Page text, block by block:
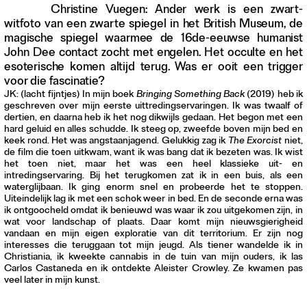
Christine Vuegen: Ander werk is een zwart-
witfoto van een zwarte spiegel in het British Museum, de
magische spiegel waarmee de 16de-eeuwse humanist
John Dee contact zocht met engelen. Het occulte en het
esoterische komen altijd terug. Was er ooit een trigger
voor die fascinatie?
JK: (lacht fijntjes) In mijn boekBringing Something Back(2019) heb ik
geschreven over mijn eerste uittredingservaringen. Ik was twaalf of
dertien, en daarna heb ik het nog dikwijls gedaan. Het begon met een
hard geluid en alles schudde. Ik steeg op, zweefde boven mijn bed en
keek rond. Het was angstaanjagend. Gelukkig zag ikThe Exorcistniet,
de film die toen uitkwam, want ik was bang dat ik bezeten was. Ik wist
het toen niet, maar het was een heel klassieke uit- en
intredingservaring. Bij het terugkomen zat ik in een buis, als een
waterglijbaan. Ik ging enorm snel en probeerde het te stoppen.
Uiteindelijk lag ik met een schok weer in bed. En de seconde erna was
ik ontgoocheld omdat ik benieuwd was waar ik zou uitgekomen zijn, in
wat voor landschap of plaats. Daar komt mijn nieuwsgierigheid
vandaan en mijn eigen exploratie van dit territorium. Er zijn nog
interesses die teruggaan tot mijn jeugd. Als tiener wandelde ik in
Christiania, ik kweekte cannabis in de tuin van mijn ouders, ik las
Carlos Castaneda en ik ontdekte Aleister Crowley. Ze kwamen pas
veel later in mijn kunst.